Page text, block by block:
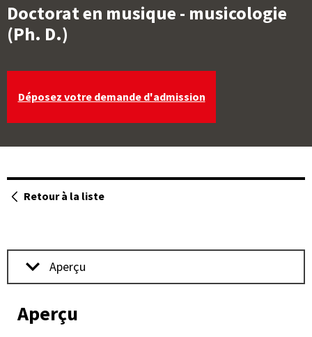
Doctorat en musique - musicologie
(Ph. D.)
Déposez votre demande d'admission
une
sur
Retour à la liste
Aperçu
Aperçu